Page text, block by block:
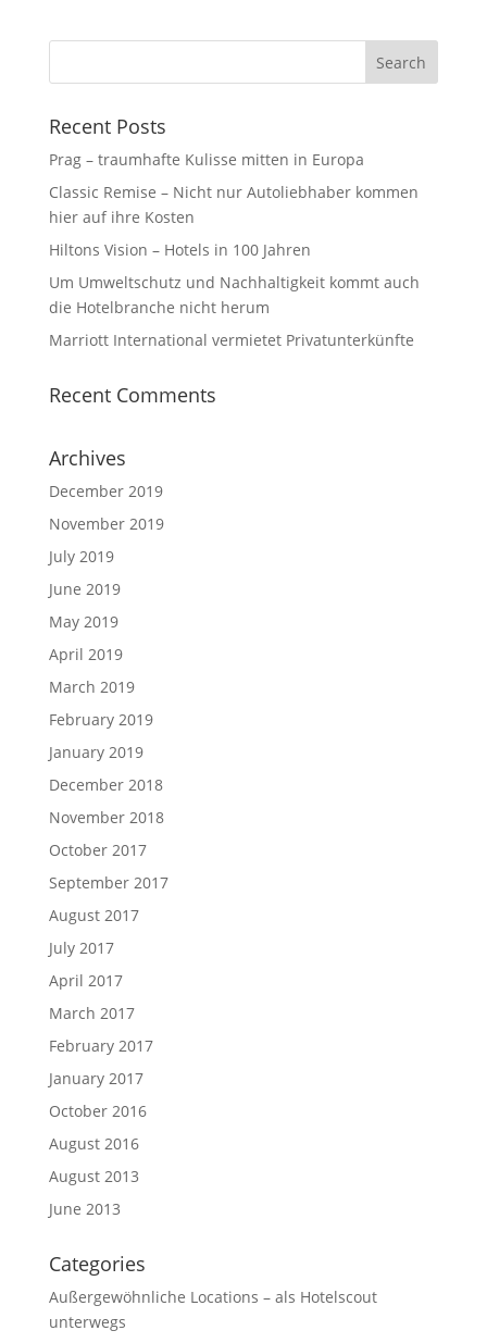
Recent Posts
Prag – traumhafte Kulisse mitten in Europa
Classic Remise – Nicht nur Autoliebhaber kommen
hier auf ihre Kosten
Hiltons Vision – Hotels in 100 Jahren
Um Umweltschutz und Nachhaltigkeit kommt auch
die Hotelbranche nicht herum⁩
Marriott International vermietet Privatunterkünfte
Recent Comments
Archives
December 2019
November 2019
July 2019
June 2019
May 2019
April 2019
March 2019
February 2019
January 2019
December 2018
November 2018
October 2017
September 2017
August 2017
July 2017
April 2017
March 2017
February 2017
January 2017
October 2016
August 2016
August 2013
June 2013
Categories
Außergewöhnliche Locations – als Hotelscout
unterwegs